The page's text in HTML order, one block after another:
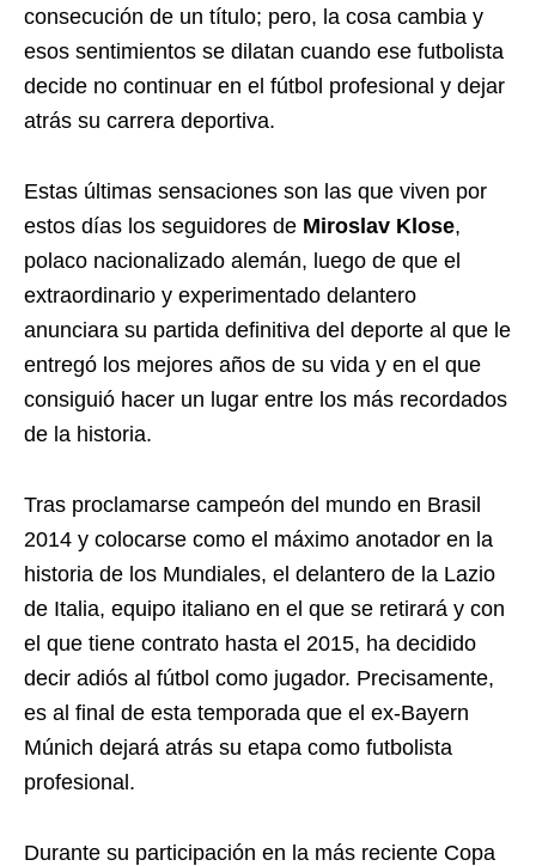
consecución de un título; pero, la cosa cambia y
esos sentimientos se dilatan cuando ese futbolista
decide no continuar en el fútbol profesional y dejar
atrás su carrera deportiva.
Estas últimas sensaciones son las que viven por
estos días los seguidores de Miroslav Klose,
polaco nacionalizado alemán, luego de que el
extraordinario y experimentado delantero
anunciara su partida definitiva del deporte al que le
entregó los mejores años de su vida y en el que
consiguió hacer un lugar entre los más recordados
de la historia.
Tras proclamarse campeón del mundo en Brasil
2014 y colocarse como el máximo anotador en la
historia de los Mundiales, el delantero de la Lazio
de Italia, equipo italiano en el que se retirará y con
el que tiene contrato hasta el 2015, ha decidido
decir adiós al fútbol como jugador. Precisamente,
es al final de esta temporada que el ex-Bayern
Múnich dejará atrás su etapa como futbolista
profesional.
Durante su participación en la más reciente Copa